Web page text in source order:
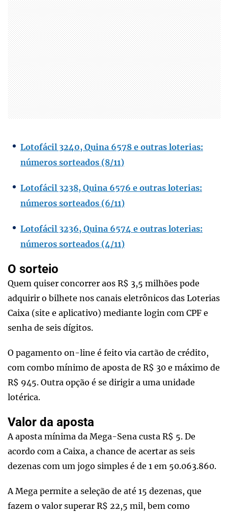
Lotofácil 3240, Quina 6578 e outras loterias:
números sorteados (8/11)
Lotofácil 3238, Quina 6576 e outras loterias:
números sorteados (6/11)
Lotofácil 3236, Quina 6574 e outras loterias:
números sorteados (4/11)
O sorteio
Quem quiser concorrer aos R$ 3,5 milhões pode
adquirir o bilhete nos canais eletrônicos das Loterias
Caixa (site e aplicativo) mediante login com CPF e
senha de seis dígitos.
O pagamento on-line é feito via cartão de crédito,
com combo mínimo de aposta de R$ 30 e máximo de
R$ 945. Outra opção é se dirigir a uma unidade
lotérica.
Valor da aposta
A aposta mínima da Mega-Sena custa R$ 5. De
acordo com a Caixa, a chance de acertar as seis
dezenas com um jogo simples é de 1 em 50.063.860.
A Mega permite a seleção de até 15 dezenas, que
fazem o valor superar R$ 22,5 mil, bem como